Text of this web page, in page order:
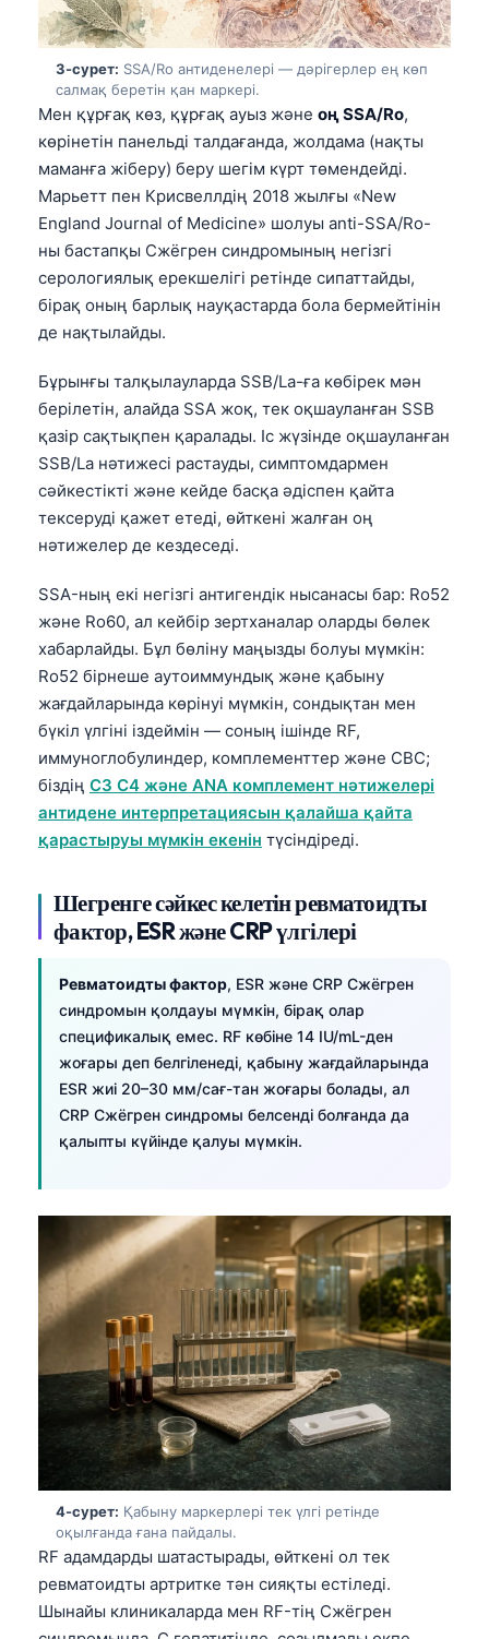
3-сурет: SSA/Ro антиденелері — дәрігерлер ең көп
салмақ беретін қан маркері.
Мен құрғақ көз, құрғақ ауыз және оң SSA/Ro,
көрінетін панельді талдағанда, жолдама (нақты
маманға жіберу) беру шегім күрт төмендейді.
Марьетт пен Крисвеллдің 2018 жылғы «New
England Journal of Medicine» шолуы anti-SSA/Ro-
ны бастапқы Сжёгрен синдромының негізгі
серологиялық ерекшелігі ретінде сипаттайды,
бірақ оның барлық науқастарда бола бермейтінін
де нақтылайды.
Бұрынғы талқылауларда SSB/La-ға көбірек мән
берілетін, алайда SSA жоқ, тек оқшауланған SSB
қазір сақтықпен қаралады. Іс жүзінде оқшауланған
SSB/La нәтижесі растауды, симптомдармен
сәйкестікті және кейде басқа әдіспен қайта
тексеруді қажет етеді, өйткені жалған оң
нәтижелер де кездеседі.
SSA-ның екі негізгі антигендік нысанасы бар: Ro52
және Ro60, ал кейбір зертханалар оларды бөлек
хабарлайды. Бұл бөліну маңызды болуы мүмкін:
Ro52 бірнеше аутоиммундық және қабыну
жағдайларында көрінуі мүмкін, сондықтан мен
бүкіл үлгіні іздеймін — соның ішінде RF,
иммуноглобулиндер, комплементтер және CBC;
біздің C3 C4 және ANA комплемент нәтижелері
антидене интерпретациясын қалайша қайта
қарастыруы мүмкін екенін түсіндіреді.
Шегренге сәйкес келетін ревматоидты
фактор, ESR және CRP үлгілері
Ревматоидты фактор, ESR және CRP Сжёгрен
синдромын қолдауы мүмкін, бірақ олар
спецификалық емес. RF көбіне 14 IU/mL-ден
жоғары деп белгіленеді, қабыну жағдайларында
ESR жиі 20–30 мм/сағ-тан жоғары болады, ал
CRP Сжёгрен синдромы белсенді болғанда да
қалыпты күйінде қалуы мүмкін.
4-сурет: Қабыну маркерлері тек үлгі ретінде
оқылғанда ғана пайдалы.
RF адамдарды шатастырады, өйткені ол тек
ревматоидты артритке тән сияқты естіледі.
Шынайы клиникаларда мен RF-тің Сжёгрен